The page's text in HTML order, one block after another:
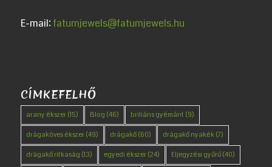
E-mail: fatumjewels@fatumjewels.hu
CÍMKEFELHŐ
arany ékszer(15) Blog (46) briliáns gyémánt (9)
drágaköves ékszer(49) drágakő(60) drágakő nyakék(7)
drágakő ritkaság (13) egyedi ékszer(24) Eljegyzési gyűrű(40)